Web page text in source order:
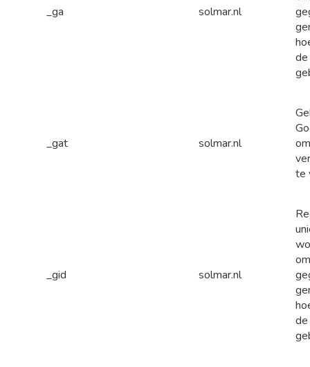
_ga solmar.nl
_gat solmar.nl
om
te
_gid solmar.nl